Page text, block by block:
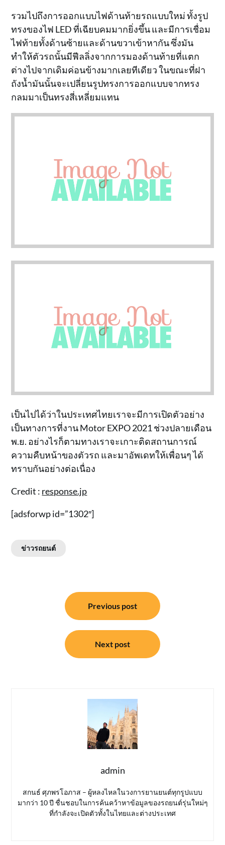
รวมไปถึงการออกแบบไฟด้านท้ายรถแบบใหม่ ทั้งรูป
ทรงของไฟ LED ที่เฉียบคมมากยิ่งขึ้น และมีการเชื่อม
ไฟท้ายทั้งด้านซ้ายและด้านขวาเข้าหากัน ซึ่งมัน
ทำให้ตัวรถนั้นมีฟีลลิ่งจากการมองด้านท้ายที่แตก
ต่างไปจากเดิมค่อนข้างมากเลยทีเดียว ในขณะที่ฝา
ถังน้ำมันนั้นจะเปลี่ยนรูปทรงการออกแบบจากทรง
กลมมาเป็นทรงสี่เหลี่ยมแทน
เป็นไปได้ว่าในประเทศไทยเราจะมีการเปิดตัวอย่าง
เป็นทางการที่งาน Motor EXPO 2021 ช่วงปลายเดือน
พ.ย. อย่างไรก็ตามทางเราจะเกาะติดสถานการณ์
ความคืบหน้าของตัวรถ และมาอัพเดทให้เพื่อนๆ ได้
ทราบกันอย่างต่อเนื่อง
Credit : response.jp
[adsforwp id=”1302″]
ข่าวรถยนต์
Previous post
Next post
admin
สกนธ์ ศุภพรโอภาส – ผู้หลงไหลในวงการยานยนต์ทุกรูปแบบ
มากว่า 10 ปี ชื่นชอบในการค้นคว้าหาข้อมูลของรถยนต์รุ่นใหม่ๆ
ที่กำลังจะเปิดตัวทั้งในไทยและต่างประเทศ